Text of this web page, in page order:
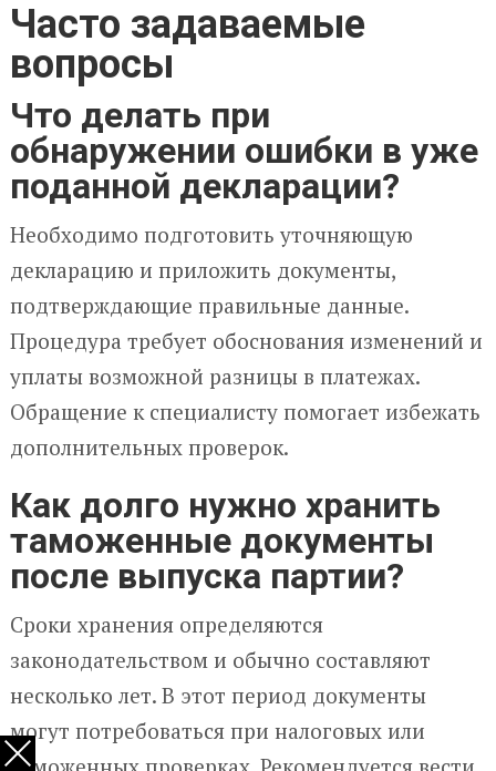
Часто задаваемые
вопросы
Что делать при
обнаружении ошибки в уже
поданной декларации?
Необходимо подготовить уточняющую
декларацию и приложить документы,
подтверждающие правильные данные.
Процедура требует обоснования изменений и
уплаты возможной разницы в платежах.
Обращение к специалисту помогает избежать
дополнительных проверок.
Как долго нужно хранить
таможенные документы
после выпуска партии?
Сроки хранения определяются
законодательством и обычно составляют
несколько лет. В этот период документы
могут потребоваться при налоговых или